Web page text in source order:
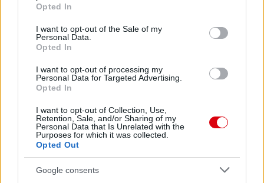
use your data for below specified purposes in below Google
consent section.
Opted In
I want to opt-out of the Sale of my
Personal Data.
Opted In
I want to opt-out of processing my
Personal Data for Targeted Advertising.
Opted In
I want to opt-out of Collection, Use,
Retention, Sale, and/or Sharing of my
Personal Data that Is Unrelated with the
Purposes for which it was collected.
Opted Out
Google consents
Leeds UnitedvsManchester United
AC MilanvsManchester United2026-08-15 18:00
Támogatás